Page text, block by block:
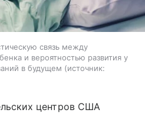
связь между
и вероятностью развития у
в будущем
источник:
центров США